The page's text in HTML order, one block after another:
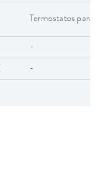
Termostatos para
-
-